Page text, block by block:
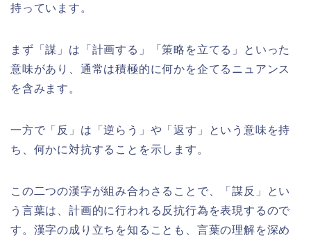
持っています。
まず「謀」は「計画する」「策略を立てる」といった
意味があり、通常は積極的に何かを企てるニュアンス
を含みます。
一方で「反」は「逆らう」や「返す」という意味を持
ち、何かに対抗することを示します。
この二つの漢字が組み合わさることで、「謀反」とい
う言葉は、計画的に行われる反抗行為を表現するので
す。漢字の成り立ちを知ることも、言葉の理解を深め